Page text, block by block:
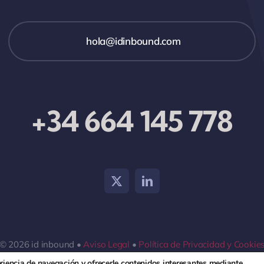
hola@idinbound.com
+34 664 145 778
© 2026 id inbound • Aviso Legal • Política de Privacidad y